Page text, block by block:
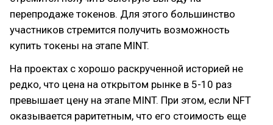
перепродаже токенов. Для этого большинство
участников стремится получить возможность
купить токены на этапе MINT.
На проектах с хорошо раскрученной историей не
редко, что цена на открытом рынке в 5-10 раз
превышает цену на этапе MINT. При этом, если NFT
оказывается раритетным, что его стоимость еще